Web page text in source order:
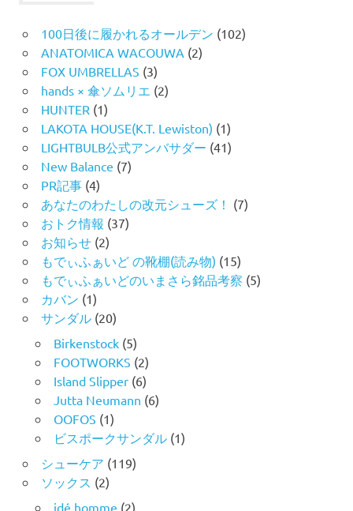
100日後に履かれるオールデン (102)
ANATOMICA WACOUWA (2)
FOX UMBRELLAS (3)
hands × 傘ソムリエ (2)
HUNTER (1)
LAKOTA HOUSE(K.T. Lewiston) (1)
LIGHTBULB公式アンバサダー (41)
New Balance (7)
PR記事(4)
あなたのわたしの改元シューズ！ (7)
おトク情報 (37)
お知らせ(2)
もでぃふぁいど の靴棚(読み物) (15)
もでぃふぁいどのいまさら銘品考察 (5)
カバン (1)
サンダル(20)
Birkenstock(5)
FOOTWORKS (2)
Island Slipper(6)
Jutta Neumann (6)
OOFOS (1)
ビスポークサンダル(1)
シューケア (119)
ソックス (2)
idé homme (2)